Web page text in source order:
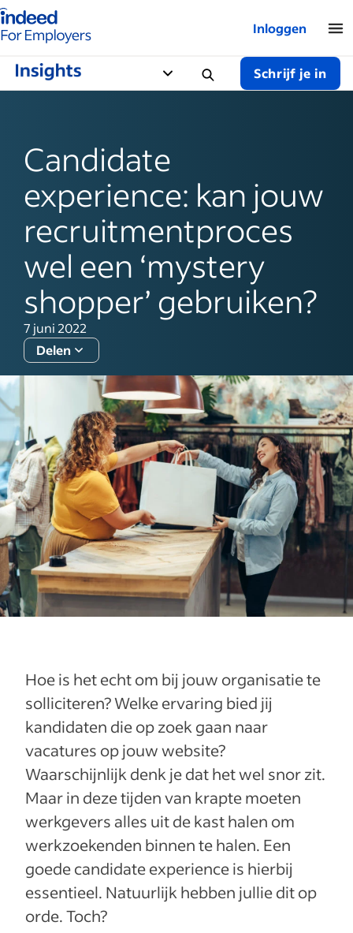
van Indeed - Voor werkgevers
Inloggen
Schrijf je in
Candidate
experience: kan jouw
recruitmentproces
wel een ‘mystery
shopper’ gebruiken?
7 juni 2022
Delen
Hoe is het echt om bij jouw organisatie te
solliciteren? Welke ervaring bied jij
kandidaten die op zoek gaan naar
vacatures op jouw website?
Waarschijnlijk denk je dat het wel snor zit.
Maar in deze tijden van krapte moeten
werkgevers alles uit de kast halen om
werkzoekenden binnen te halen. Een
goede candidate experience is hierbij
essentieel. Natuurlijk hebben jullie dit op
orde. Toch?